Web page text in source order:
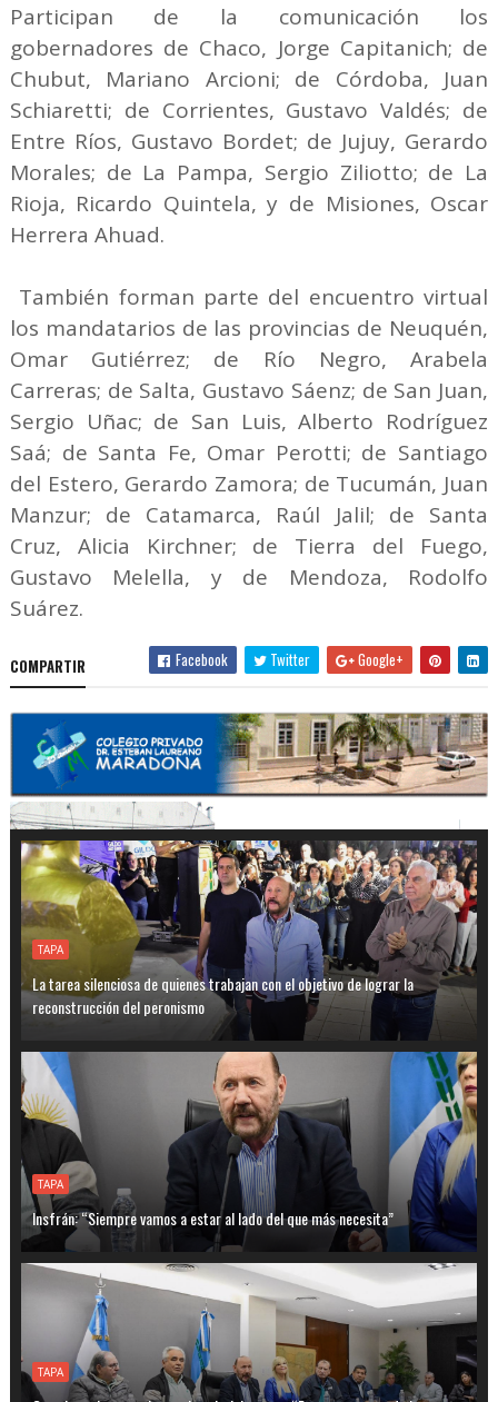
Participan de la comunicación los
gobernadores de Chaco, Jorge Capitanich; de
Chubut, Mariano Arcioni; de Córdoba, Juan
Schiaretti; de Corrientes, Gustavo Valdés; de
Entre Ríos, Gustavo Bordet; de Jujuy, Gerardo
Morales; de La Pampa, Sergio Ziliotto; de La
Rioja, Ricardo Quintela, y de Misiones, Oscar
Herrera Ahuad.
También forman parte del encuentro virtual
los mandatarios de las provincias de Neuquén,
Omar Gutiérrez; de Río Negro, Arabela
Carreras; de Salta, Gustavo Sáenz; de San Juan,
Sergio Uñac; de San Luis, Alberto Rodríguez
Saá; de Santa Fe, Omar Perotti; de Santiago
del Estero, Gerardo Zamora; de Tucumán, Juan
Manzur; de Catamarca, Raúl Jalil; de Santa
Cruz, Alicia Kirchner; de Tierra del Fuego,
Gustavo Melella, y de Mendoza, Rodolfo
Suárez.
COMPARTIR Facebook Twitter Google+
TAPA
La tarea silenciosa de quienes trabajan con el objetivo de lograr la
reconstrucción del peronismo
TAPA
Insfrán: “Siempre vamos a estar al lado del que más necesita”
TAPA